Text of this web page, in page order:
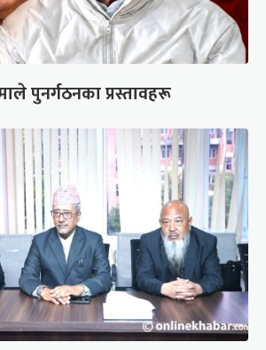
पुनर्गठनका प्रस्तावहरू